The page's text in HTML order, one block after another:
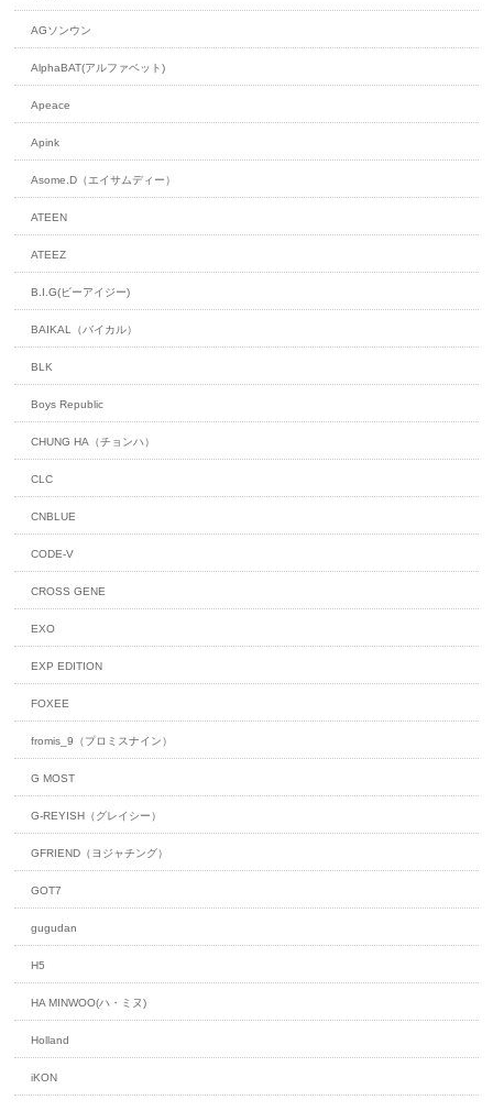
AGソンウン
AlphaBAT(アルファベット)
Apeace
Apink
Asome.D（エイサムディー）
ATEEN
ATEEZ
B.I.G(ビーアイジー)
BAIKAL（バイカル）
BLK
Boys Republic
CHUNG HA（チョンハ）
CLC
CNBLUE
CODE-V
CROSS GENE
EXO
EXP EDITION
FOXEE
fromis_9（プロミスナイン）
G MOST
G-REYISH（グレイシー）
GFRIEND（ヨジャチング）
GOT7
gugudan
H5
HA MINWOO(ハ・ミヌ)
Holland
iKON